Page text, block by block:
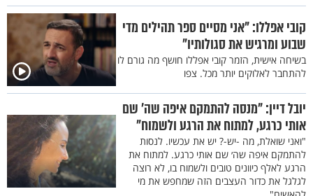
קובי אפללו: "אני מסיים ספר תהילים מדי
שבוע ומרגיש את סגולותיו"
בשיחה אישית, הזמר קובי אפללו חושף מה גורם לו
להתחבר לאלוקים יותר מכל. צפו
יובל דיין: "מנסה להתמקם איפה שה’ שם
אותי כרגע, למתוח את הרגע ולשמוח"
"ואני שואלת, מה -יש-? יש את עכשיו. לנסות
להתמקם איפה שה׳ שם אותי כרגע. למתוח את
הרגע לאלף כיוונים טובים ולשמוח בו, לא רוצה
לגלגל את כדור העצבים הזה שמחפש את מי